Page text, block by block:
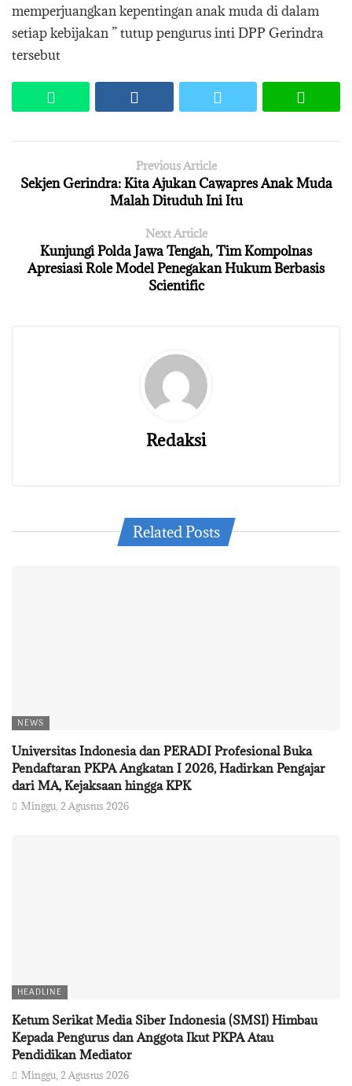
memperjuangkan kepentingan anak muda di dalam
setiap kebijakan ” tutup pengurus inti DPP Gerindra
tersebut
Previous Article
Sekjen Gerindra: Kita Ajukan Cawapres Anak Muda
Malah Dituduh Ini Itu
Next Article
Kunjungi Polda Jawa Tengah, Tim Kompolnas
Apresiasi Role Model Penegakan Hukum Berbasis
Scientific
Redaksi
Related Posts
NEWS
Universitas Indonesia dan PERADI Profesional Buka
Pendaftaran PKPA Angkatan I 2026, Hadirkan Pengajar
dari MA, Kejaksaan hingga KPK
Minggu, 2 Agustus 2026
HEADLINE
Ketum Serikat Media Siber Indonesia (SMSI) Himbau
Kepada Pengurus dan Anggota Ikut PKPA Atau
Pendidikan Mediator
Minggu, 2 Agustus 2026